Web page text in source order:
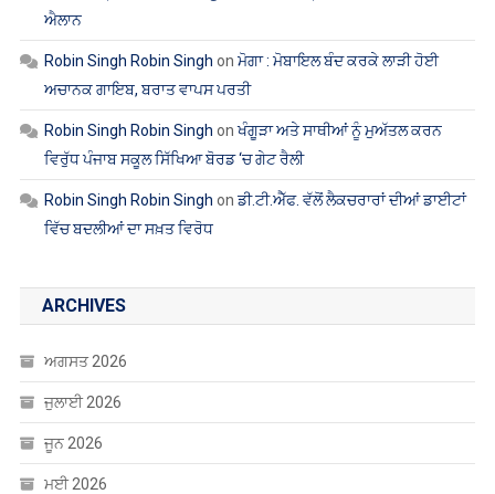
ਐਲਾਨ
Robin Singh Robin Singh on ਮੋਗਾ : ਮੋਬਾਇਲ ਬੰਦ ਕਰਕੇ ਲਾੜੀ ਹੋਈ
ਅਚਾਨਕ ਗਾਇਬ, ਬਰਾਤ ਵਾਪਸ ਪਰਤੀ
Robin Singh Robin Singh onਖੰਗੂੜਾ ਅਤੇ ਸਾਥੀਆਂ ਨੂੰ ਮੁਅੱਤਲ ਕਰਨ
ਵਿਰੁੱਧ ਪੰਜਾਬ ਸਕੂਲ ਸਿੱਖਿਆ ਬੋਰਡ ‘ਚ ਗੇਟ ਰੈਲੀ
Robin Singh Robin Singh onਡੀ.ਟੀ.ਐੱਫ. ਵੱਲੋਂ ਲੈਕਚਰਾਰਾਂ ਦੀਆਂ ਡਾਈਟਾਂ
ਵਿੱਚ ਬਦਲੀਆਂ ਦਾ ਸਖ਼ਤ ਵਿਰੋਧ
ARCHIVES
ਅਗਸਤ 2026
ਜੁਲਾਈ 2026
ਜੂਨ 2026
ਮਈ 2026